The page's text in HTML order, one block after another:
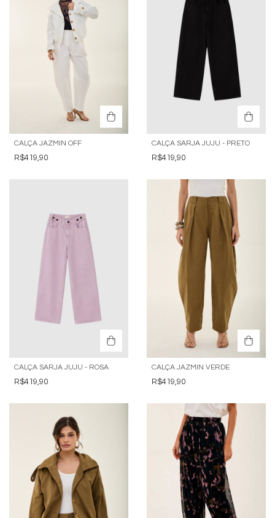
CALÇA JAZMIN OFF
R$419,90
CALÇA SARJA JUJU - PRETO
R$419,90
CALÇA SARJA JUJU - ROSA
R$419,90
CALÇA JAZMIN VERDE
R$419,90